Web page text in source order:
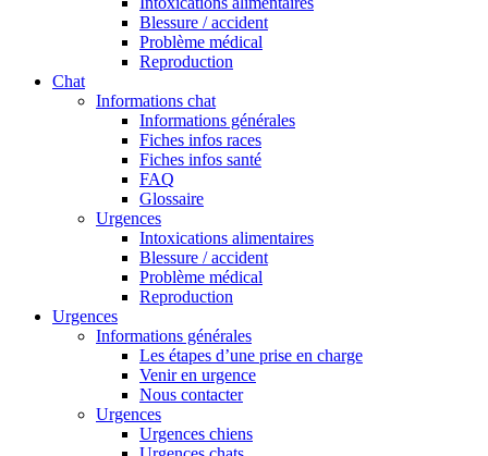
Blessure / accident
Problème médical
Reproduction
Chat
Informations chat
Informations générales
Fiches infos races
Fiches infos santé
FAQ
Glossaire
Urgences
Intoxications alimentaires
Blessure / accident
Problème médical
Reproduction
Urgences
Informations générales
Les étapes d’une prise en charge
Venir en urgence
Nous contacter
Urgences
Urgences chiens